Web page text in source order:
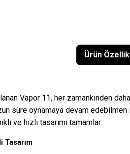
Ürün
Vapor 11, her zamankinden
süre oynamaya devam
ve hızlı tasarımı tamamlar.
Tasarım